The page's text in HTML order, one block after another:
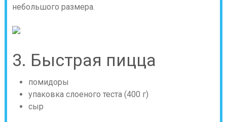
небольшого размера.
3. Быстрая пицца
помидоры
упаковка слоеного теста (400 г)
сыр